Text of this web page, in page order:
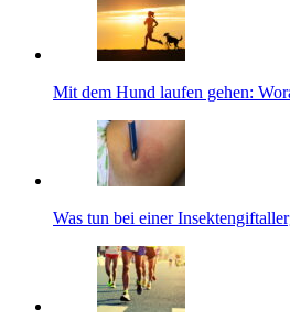
Mit dem Hund laufen gehen:
Was tun bei einer